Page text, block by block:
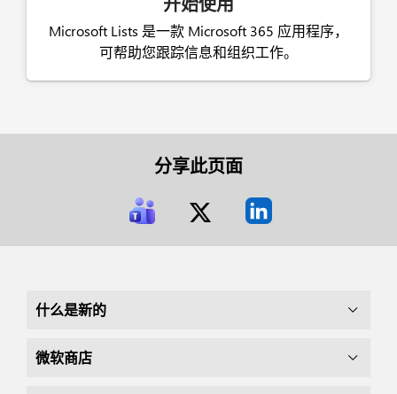
Microsoft Lists 是一款 Microsoft 365 应用程序，
可帮助您跟踪信息和组织工作。
分享此页面
什么是新的
微软商店